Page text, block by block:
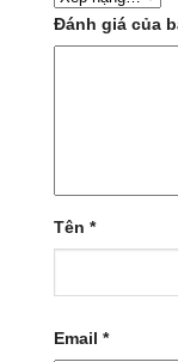
Đánh giá của
Tên *
Email *